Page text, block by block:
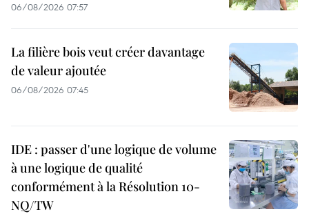
06/08/2026 07:57
La filière bois veut créer davantage
de valeur ajoutée
06/08/2026 07:45
IDE : passer d'une logique de volume
à une logique de qualité
conformément à la Résolution 10-
NQ/TW